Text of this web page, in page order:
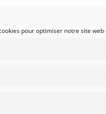
pour optimiser notre site